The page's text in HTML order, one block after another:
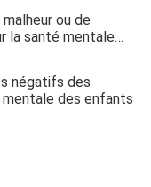
ou de
la santé mentale
négatifs des
mentale des enfants